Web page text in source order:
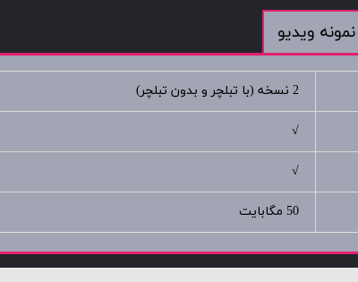
نمونه ویدیو
2 نسخه (با تبلچر و بدون تبلچر)
√
√
50 مگابایت